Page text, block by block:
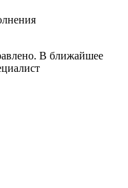
В ближайшее